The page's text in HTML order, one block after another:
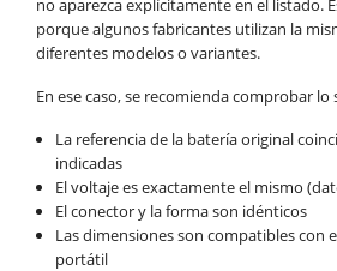
no aparezca explícitamente en el listado.
porque algunos fabricantes utilizan la
diferentes modelos o variantes.
En ese caso, se recomienda comprobar lo
La referencia de la batería original
indicadas
El voltaje es exactamente el mismo
El conector y la forma son idénticos
Las dimensiones son compatibles con
portátil